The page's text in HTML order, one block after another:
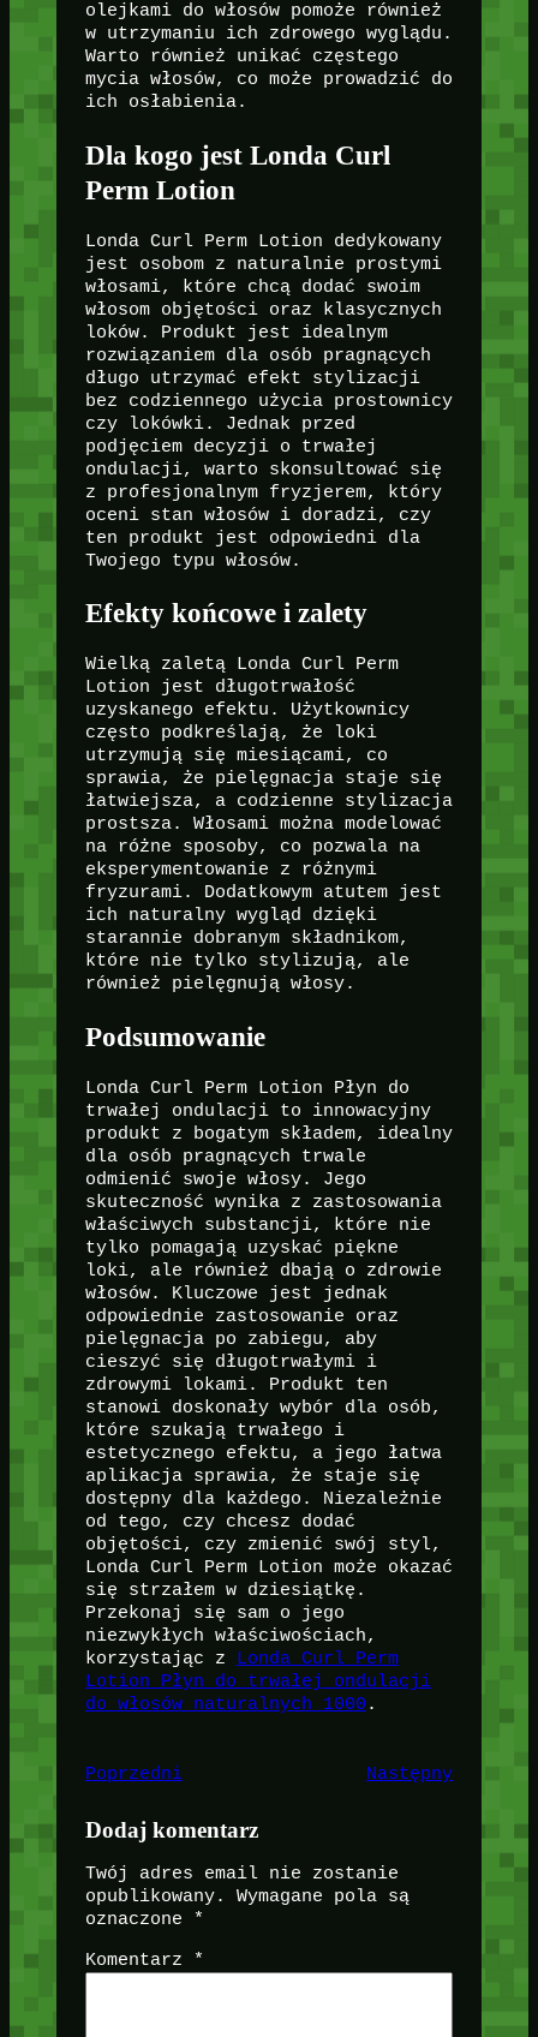
olejkami do włosów pomoże również
w utrzymaniu ich zdrowego wyglądu.
Warto również unikać częstego
mycia włosów, co może prowadzić do
ich osłabienia.
Dla kogo jest Londa Curl
Perm Lotion
Londa Curl Perm Lotion dedykowany
jest osobom z naturalnie prostymi
włosami, które chcą dodać swoim
włosom objętości oraz klasycznych
loków. Produkt jest idealnym
rozwiązaniem dla osób pragnących
długo utrzymać efekt stylizacji
bez codziennego użycia prostownicy
czy lokówki. Jednak przed
podjęciem decyzji o trwałej
ondulacji, warto skonsultować się
z profesjonalnym fryzjerem, który
oceni stan włosów i doradzi, czy
ten produkt jest odpowiedni dla
Twojego typu włosów.
Efekty końcowe i zalety
Wielką zaletą Londa Curl Perm
Lotion jest długotrwałość
uzyskanego efektu. Użytkownicy
często podkreślają, że loki
utrzymują się miesiącami, co
sprawia, że pielęgnacja staje się
łatwiejsza, a codzienne stylizacja
prostsza. Włosami można modelować
na różne sposoby, co pozwala na
eksperymentowanie z różnymi
fryzurami. Dodatkowym atutem jest
ich naturalny wygląd dzięki
starannie dobranym składnikom,
które nie tylko stylizują, ale
również pielęgnują włosy.
Podsumowanie
Londa Curl Perm Lotion Płyn do
trwałej ondulacji to innowacyjny
produkt z bogatym składem, idealny
dla osób pragnących trwale
odmienić swoje włosy. Jego
skuteczność wynika z zastosowania
właściwych substancji, które nie
tylko pomagają uzyskać piękne
loki, ale również dbają o zdrowie
włosów. Kluczowe jest jednak
odpowiednie zastosowanie oraz
pielęgnacja po zabiegu, aby
cieszyć się długotrwałymi i
zdrowymi lokami. Produkt ten
stanowi doskonały wybór dla osób,
które szukają trwałego i
estetycznego efektu, a jego łatwa
aplikacja sprawia, że staje się
dostępny dla każdego. Niezależnie
od tego, czy chcesz dodać
objętości, czy zmienić swój styl,
Londa Curl Perm Lotion może okazać
się strzałem w dziesiątkę.
Przekonaj się sam o jego
niezwykłych właściwościach,
korzystając z
Londa Curl Perm
Lotion Płyn do trwałej ondulacji
do włosów naturalnych 1000 .
Poprzedni Następny
Dodaj komentarz
Twój adres email nie zostanie
opublikowany.
Wymagane pola są
oznaczone
*
Komentarz *